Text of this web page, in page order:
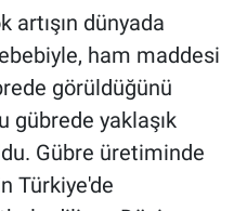
artışın dünyada
ham maddesi
görüldüğünü
gübrede yaklaşık
Gübre üretiminde
Türkiye'de